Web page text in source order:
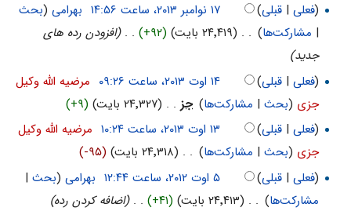
(فعلی| قبلی)
‏ بهرامی (بحث
| مشارکت‌ها)
. . (۲۴٬۴۱۹ بایت) (+۹۲)‏
. . (افزودن رده های
جدید)
(فعلی| قبلی)
مرضیه الله وکیل
جزی (بحث| مشارکت‌ها)
‏جز . . (۲۴٬۳۲۷ بایت)
(+۹)
(فعلی| قبلی)
‏ مرضیه الله وکیل
جزی (بحث| مشارکت‌ها)
. . (۲۴٬۳۱۸ بایت)
(-۹۵)
(فعلی| قبلی)
‏ بهرامی (بحث|
مشارکت‌ها)
. . (۲۴٬۴۱۳ بایت) (+۴۱)‏
. . (اضافه کردن رده)